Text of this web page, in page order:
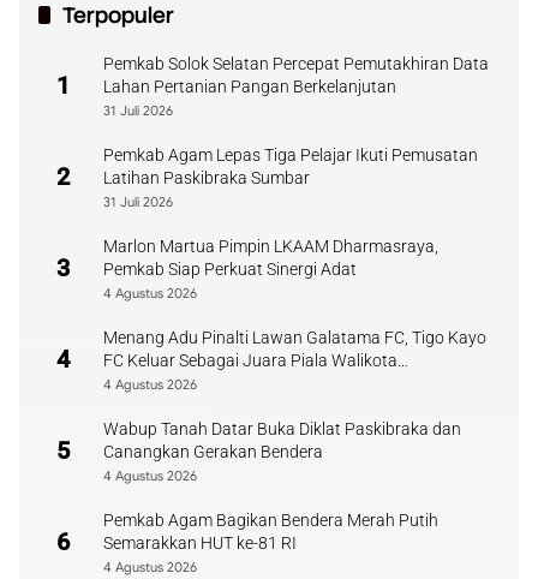
Terpopuler
1
Pemkab Solok Selatan Percepat Pemutakhiran Data
Lahan Pertanian Pangan Berkelanjutan
31 Juli 2026
2
Pemkab Agam Lepas Tiga Pelajar Ikuti Pemusatan
Latihan Paskibraka Sumbar
31 Juli 2026
3
Marlon Martua Pimpin LKAAM Dharmasraya,
Pemkab Siap Perkuat Sinergi Adat
4 Agustus 2026
4
Menang Adu Pinalti Lawan Galatama FC, Tigo Kayo
FC Keluar Sebagai Juara Piala Walikota
Payakumbuh
4 Agustus 2026
5
Wabup Tanah Datar Buka Diklat Paskibraka dan
Canangkan Gerakan Bendera
4 Agustus 2026
6
Pemkab Agam Bagikan Bendera Merah Putih
Semarakkan HUT ke-81 RI
4 Agustus 2026